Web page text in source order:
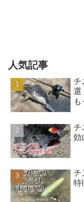
人気記事
チ
選
チ
効
チ
特